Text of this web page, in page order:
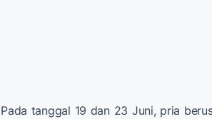
Pada tanggal 19 dan 23 Juni, pria